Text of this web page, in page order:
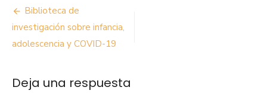
Navegación
de
entradas
Biblioteca de
investigación sobre infancia,
adolescencia y COVID-19
Deja una respuesta